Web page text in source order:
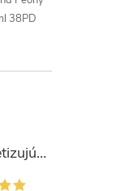
38PD
Kallos MULTIVITAMIN energetizujúci šampón na vlasy 1 l